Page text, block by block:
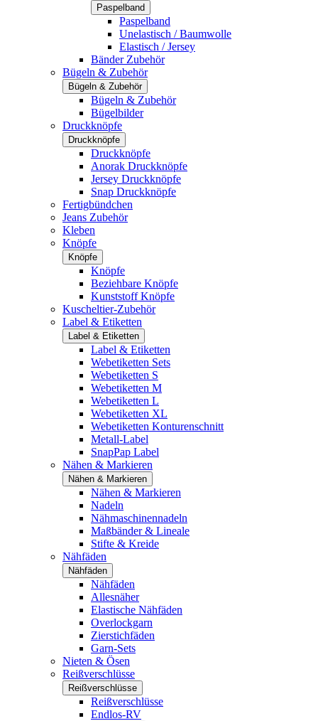
Paspelband
Paspelband
Unelastisch / Baumwolle
Elastisch / Jersey
Bänder Zubehör
Bügeln & Zubehör
Bügeln & Zubehör
Bügeln & Zubehör
Bügelbilder
Druckknöpfe
Druckknöpfe
Druckknöpfe
Anorak Druckknöpfe
Jersey Druckknöpfe
Snap Druckknöpfe
Fertigbündchen
Jeans Zubehör
Kleben
Knöpfe
Knöpfe
Knöpfe
Beziehbare Knöpfe
Kunststoff Knöpfe
Kuscheltier-Zubehör
Label & Etiketten
Label & Etiketten
Label & Etiketten
Webetiketten Sets
Webetiketten S
Webetiketten M
Webetiketten L
Webetiketten XL
Webetiketten Konturenschnitt
Metall-Label
SnapPap Label
Nähen & Markieren
Nähen & Markieren
Nähen & Markieren
Nadeln
Nähmaschinennadeln
Maßbänder & Lineale
Stifte & Kreide
Nähfäden
Nähfäden
Nähfäden
Allesnäher
Elastische Nähfäden
Overlockgarn
Zierstichfäden
Garn-Sets
Nieten & Ösen
Reißverschlüsse
Reißverschlüsse
Reißverschlüsse
Endlos-RV